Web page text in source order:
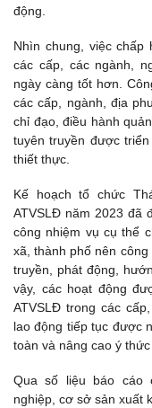
động.
Nhìn chung, việc chấp
các cấp, các ngành,
ngày càng tốt hơn.
các cấp, ngành, địa
chỉ đạo, điều hành
tuyên truyền được
thiết thực.
Kế hoạch tổ chức
ATVSLĐ năm 2023 đã
công nhiệm vụ cụ thể
xã, thành phố nên
truyền, phát động,
vậy, các hoạt động
ATVSLĐ trong các
lao động tiếp tục được
toàn và nâng cao ý thức
Qua số liệu báo cáo
nghiệp, cơ sở sản xuất